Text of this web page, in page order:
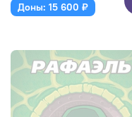
Доны: 15 600 ₽